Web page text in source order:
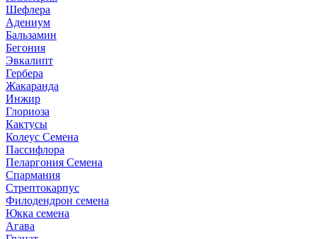
Шефлера
Адениум
Бальзамин
Бегония
Эвкалипт
Гербера
Жакаранда
Инжир
Глориоза
Кактусы
Колеус Семена
Пассифлора
Пеларгония Семена
Спармания
Стрептокарпус
Филодендрон семена
Юкка семена
Агава